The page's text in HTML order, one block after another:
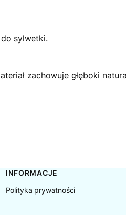
sylwetki.
zachowuje głęboki
INFORMACJE
Polityka prywatności